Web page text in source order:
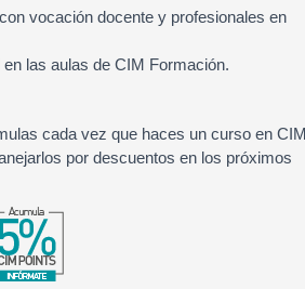
vocación docente y profesionales en
las aulas de CIM Formación.
cada vez que haces un curso en CIM
por descuentos en los próximos